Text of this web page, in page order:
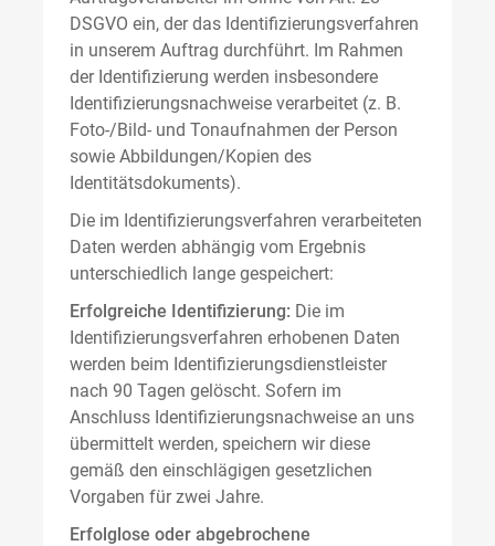
DSGVO ein, der das Identifizierungsverfahren
in unserem Auftrag durchführt. Im Rahmen
der Identifizierung werden insbesondere
Identifizierungsnachweise verarbeitet (z. B.
Foto-/Bild- und Tonaufnahmen der Person
sowie Abbildungen/Kopien des
Identitätsdokuments).
Die im Identifizierungsverfahren verarbeiteten
Daten werden abhängig vom Ergebnis
unterschiedlich lange gespeichert:
Erfolgreiche Identifizierung: Die im
Identifizierungsverfahren erhobenen Daten
werden beim Identifizierungsdienstleister
nach 90 Tagen gelöscht. Sofern im
Anschluss Identifizierungsnachweise an uns
übermittelt werden, speichern wir diese
gemäß den einschlägigen gesetzlichen
Vorgaben für zwei Jahre.
Erfolglose oder abgebrochene